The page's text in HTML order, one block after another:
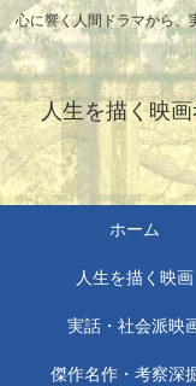
心に響く人間ドラマから、
人生を描く映
ホーム
人生を描く映画
実話・社会派映
傑作名作・考察深